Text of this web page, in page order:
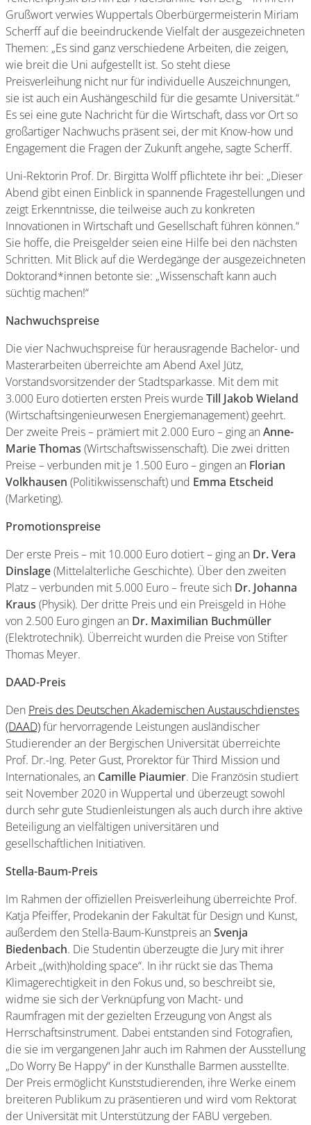
Grußwort verwies Wuppertals Oberbürgermeisterin Miriam
Scherff auf die beeindruckende Vielfalt der ausgezeichneten
Themen: „Es sind ganz verschiedene Arbeiten, die zeigen,
wie breit die Uni aufgestellt ist. So steht diese
Preisverleihung nicht nur für individuelle Auszeichnungen,
sie ist auch ein Aushängeschild für die gesamte Universität.“
Es sei eine gute Nachricht für die Wirtschaft, dass vor Ort so
großartiger Nachwuchs präsent sei, der mit Know-how und
Engagement die Fragen der Zukunft angehe, sagte Scherff.
Uni-Rektorin Prof. Dr. Birgitta Wolff pflichtete ihr bei: „Dieser
Abend gibt einen Einblick in spannende Fragestellungen und
zeigt Erkenntnisse, die teilweise auch zu konkreten
Innovationen in Wirtschaft und Gesellschaft führen können.“
Sie hoffe, die Preisgelder seien eine Hilfe bei den nächsten
Schritten. Mit Blick auf die Werdegänge der ausgezeichneten
Doktorand*innen betonte sie: „Wissenschaft kann auch
süchtig machen!“
Nachwuchspreise
Die vier Nachwuchspreise für herausragende Bachelor- und
Masterarbeiten überreichte am Abend Axel Jütz,
Vorstandsvorsitzender der Stadtsparkasse. Mit dem mit
3.000 Euro dotierten ersten Preis wurde Till Jakob Wieland
(Wirtschaftsingenieurwesen Energiemanagement) geehrt.
Der zweite Preis – prämiert mit 2.000 Euro – ging an Anne-
Marie Thomas (Wirtschaftswissenschaft). Die zwei dritten
Preise – verbunden mit je 1.500 Euro – gingen an Florian
Volkhausen (Politikwissenschaft) und Emma Etscheid
(Marketing).
Promotionspreise
Der erste Preis – mit 10.000 Euro dotiert – ging an Dr. Vera
Dinslage(Mittelalterliche Geschichte). Über den zweiten
Platz – verbunden mit 5.000 Euro – freute sich Dr. Johanna
Kraus (Physik). Der dritte Preis und ein Preisgeld in Höhe
von 2.500 Euro gingen an Dr. Maximilian Buchmüller
(Elektrotechnik). Überreicht wurden die Preise von Stifter
Thomas Meyer.
DAAD-Preis
Den Preis des Deutschen Akademischen Austauschdienstes
(DAAD)für hervorragende Leistungen ausländischer
Studierender an der Bergischen Universität überreichte
Prof. Dr.-Ing. Peter Gust, Prorektor für Third Mission und
Internationales, an Camille Piaumier. Die Französin studiert
seit November 2020 in Wuppertal und überzeugt sowohl
durch sehr gute Studienleistungen als auch durch ihre aktive
Beteiligung an vielfältigen universitären und
gesellschaftlichen Initiativen.
Stella-Baum-Preis
Im Rahmen der offiziellen Preisverleihung überreichte Prof.
Katja Pfeiffer, Prodekanin der Fakultät für Design und Kunst,
außerdem den Stella-Baum-Kunstpreis an Svenja
Biedenbach. Die Studentin überzeugte die Jury mit ihrer
Arbeit „(with)holding space“. In ihr rückt sie das Thema
Klimagerechtigkeit in den Fokus und, so beschreibt sie,
widme sie sich der Verknüpfung von Macht- und
Raumfragen mit der gezielten Erzeugung von Angst als
Herrschaftsinstrument. Dabei entstanden sind Fotografien,
die sie im vergangenen Jahr auch im Rahmen der Ausstellung
„Do Worry Be Happy“ in der Kunsthalle Barmen ausstellte.
Der Preis ermöglicht Kunststudierenden, ihre Werke einem
breiteren Publikum zu präsentieren und wird vom Rektorat
der Universität mit Unterstützung der FABU vergeben.